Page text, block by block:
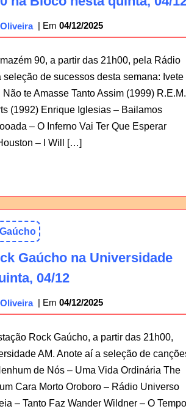
04/12/2025
90, a partir das 21h00, pela Rádio
seleção de sucessos desta semana: Ivete
te Amasse Tanto Assim (1999) R.E.M.
(1992) Enrique Iglesias – Bailamos
– O Inferno Vai Ter Que Esperar
– I Will […]
Gaúcho na Universidade
04/12
04/12/2025
Rock Gaúcho, a partir das 21h00,
AM. Anote aí a seleção de
de Nós – Uma Vida Ordinária The
Cara Morto Oroboro – Rádio Universo
– Tanto Faz Wander Wildner – O Tempo